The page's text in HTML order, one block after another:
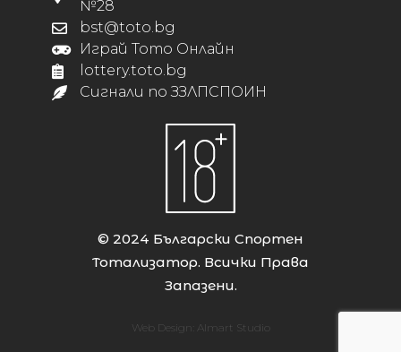
№28
bst@toto.bg
Играй Тото Онлайн
lottery.toto.bg
Сигнали по ЗЗЛПСПОИН
© 2024 Български Спортен
Тотализатор. Всички Права
Запазени.
Web Design: Almart Studio